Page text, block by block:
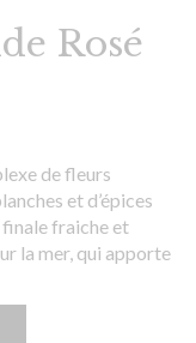
Rosé
de fleurs
et d’épices
finale fraiche et
la mer, qui apporte